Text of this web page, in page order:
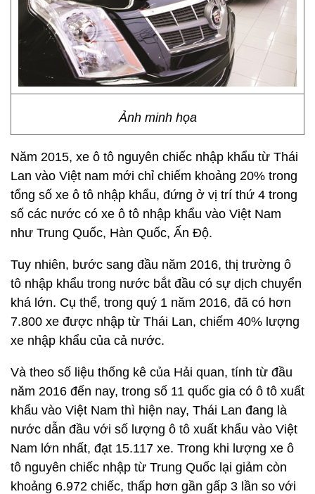
Ảnh minh họa
Năm 2015, xe ô tô nguyên chiếc nhập khẩu từ Thái
Lan vào Việt nam mới chỉ chiếm khoảng 20% trong
tổng số xe ô tô nhập khẩu, đứng ở vị trí thứ 4 trong
số các nước có xe ô tô nhập khẩu vào Việt Nam
như Trung Quốc, Hàn Quốc, Ấn Độ.
Tuy nhiên, bước sang đầu năm 2016, thị trường ô
tô nhập khẩu trong nước bắt đầu có sự dịch chuyển
khá lớn. Cụ thể, trong quý 1 năm 2016, đã có hơn
7.800 xe được nhập từ Thái Lan, chiếm 40% lượng
xe nhập khẩu của cả nước.
Và theo số liệu thống kê của Hải quan, tính từ đầu
năm 2016 đến nay, trong số 11 quốc gia có ô tô xuất
khẩu vào Việt Nam thì hiện nay, Thái Lan đang là
nước dẫn đầu với số lượng ô tô xuất khẩu vào Việt
Nam lớn nhất, đạt 15.117 xe. Trong khi lượng xe ô
tô nguyên chiếc nhập từ Trung Quốc lại giảm còn
khoảng 6.972 chiếc, thấp hơn gần gấp 3 lần so với